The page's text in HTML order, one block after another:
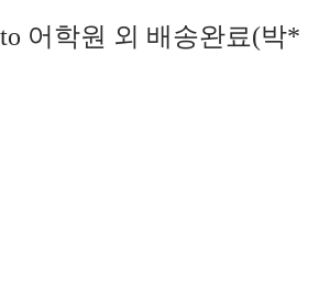
어학원 외 배송완료(박*